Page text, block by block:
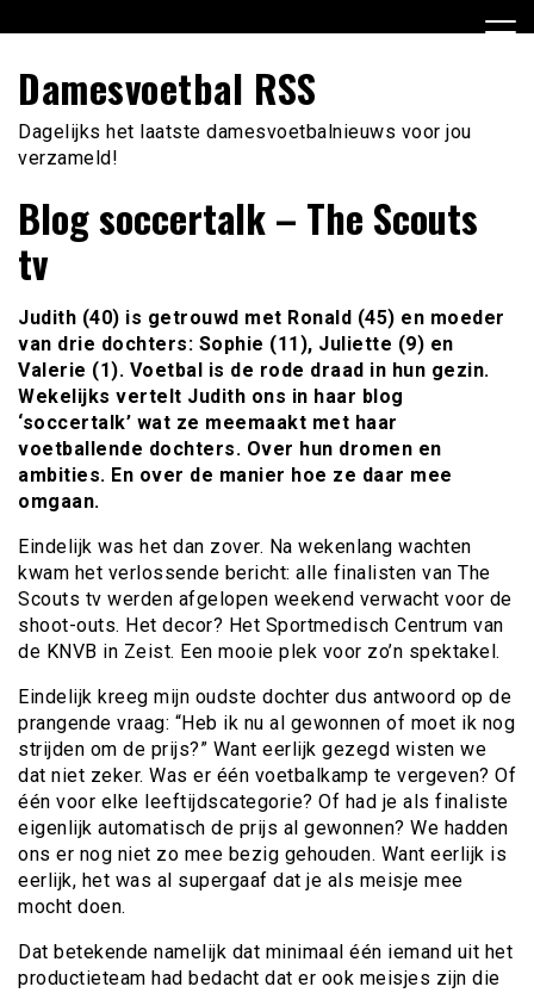
naar
inhoud
Damesvoetbal RSS
Dagelijks het laatste damesvoetbalnieuws voor jou
verzameld!
Blog soccertalk – The Scouts
tv
Judith (40) is getrouwd met Ronald (45) en moeder
van drie dochters: Sophie (11), Juliette (9) en
Valerie (1). Voetbal is de rode draad in hun gezin.
Wekelijks vertelt Judith ons in haar blog
‘soccertalk’ wat ze meemaakt met haar
voetballende dochters. Over hun dromen en
ambities. En over de manier hoe ze daar mee
omgaan.
Eindelijk was het dan zover. Na wekenlang wachten
kwam het verlossende bericht: alle finalisten van The
Scouts tv werden afgelopen weekend verwacht voor de
shoot-outs. Het decor? Het Sportmedisch Centrum van
de KNVB in Zeist. Een mooie plek voor zo’n spektakel.
Eindelijk kreeg mijn oudste dochter dus antwoord op de
prangende vraag: “Heb ik nu al gewonnen of moet ik nog
strijden om de prijs?” Want eerlijk gezegd wisten we
dat niet zeker. Was er één voetbalkamp te vergeven? Of
één voor elke leeftijdscategorie? Of had je als finaliste
eigenlijk automatisch de prijs al gewonnen? We hadden
ons er nog niet zo mee bezig gehouden. Want eerlijk is
eerlijk, het was al supergaaf dat je als meisje mee
mocht doen.
Dat betekende namelijk dat minimaal één iemand uit het
productieteam had bedacht dat er ook meisjes zijn die